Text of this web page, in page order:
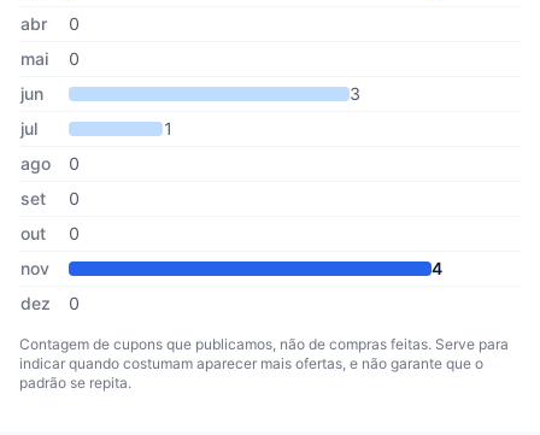
abr
0
mai
0
jun
3
jul
1
ago
0
set
0
out
0
nov
4
dez
0
Contagem de cupons que publicamos, não de compras feitas. Serve para
indicar quando costumam aparecer mais ofertas, e não garante que o
padrão se repita.